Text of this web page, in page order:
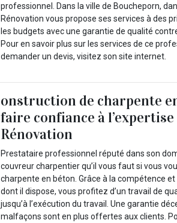
professionnel. Dans la ville de Boucheporn,
Rénovation vous propose ses services à des
les budgets avec une garantie de qualité
Pour en savoir plus sur les services de ce
demander un devis, visitez son site internet.
onstruction de charpente
faire confiance à l’expertise
Rénovation
Prestataire professionnel réputé dans son
couvreur charpentier qu’il vous faut si vous
charpente en béton. Grâce à la compétence et
dont il dispose, vous profitez d’un travail de
jusqu’à l’exécution du travail. Une garantie
malfaçons sont en plus offertes aux clients.